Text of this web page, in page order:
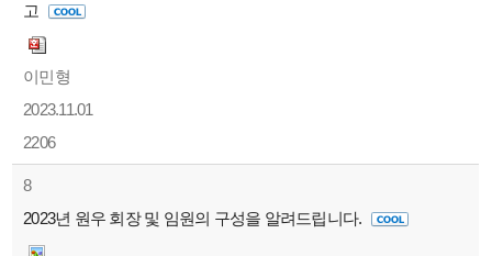
고
이민형
2023.11.01
2206
8
2023년 원우 회장 및 임원의 구성을 알려드립니다.